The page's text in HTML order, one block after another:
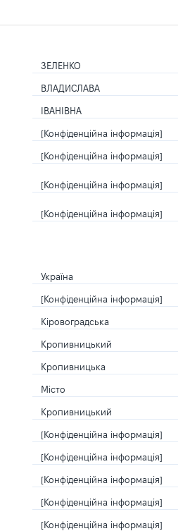
ЗЕЛЕНКО
ВЛАДИСЛАВА
ІВАНІВНА
[Конфіденційна інформація]
[Конфіденційна інформація]
[Конфіденційна інформація]
[Конфіденційна інформація]
Україна
[Конфіденційна інформація]
Кіровоградська
Кропивницький
Кропивницька
Місто
Кропивницький
[Конфіденційна інформація]
[Конфіденційна інформація]
[Конфіденційна інформація]
[Конфіденційна інформація]
[Конфіденційна інформація]